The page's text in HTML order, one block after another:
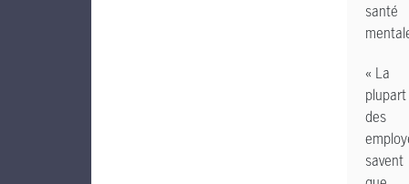
santé
« La
plupart
des
savent